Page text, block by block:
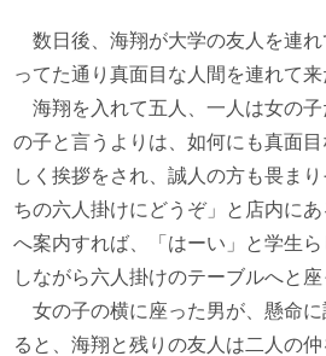
数日後、海翔が大学の友人を連
ってた通り真面目な人間を連れて来
海翔を入れて五人、一人は女の
の子と言うよりは、如何にも真面
しく挨拶をされ、誠人の方も畏ま
ちの六人掛けにどうぞ」と店内に
へ案内すれば、「はーい」と学生
しながら六人掛けのテーブルへと座
女の子の横に座った男が、懸命に
ると、海翔と残りの友人は二人の